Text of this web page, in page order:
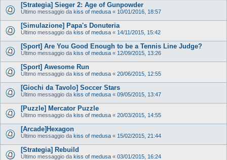
[Strategia] Sieger 2: Age of Gunpowder
Ultimo messaggio da kiss of medusa « 10/01/2016, 18:57
[Simulazione] Papa's Donuteria
Ultimo messaggio da kiss of medusa « 14/11/2015, 15:42
[Sport] Are You Good Enough to be a Tennis Line Judge?
Ultimo messaggio da kiss of medusa « 12/09/2015, 13:26
[Sport] Awesome Run
Ultimo messaggio da kiss of medusa « 20/06/2015, 12:55
[Giochi da Tavolo] Soccer Stars
Ultimo messaggio da kiss of medusa « 09/05/2015, 13:47
[Puzzle] Mercator Puzzle
Ultimo messaggio da kiss of medusa « 20/03/2015, 14:55
[Arcade]Hexagon
Ultimo messaggio da kiss of medusa « 15/02/2015, 21:44
[Strategia] Rebuild
Ultimo messaggio da kiss of medusa « 03/01/2015, 16:24